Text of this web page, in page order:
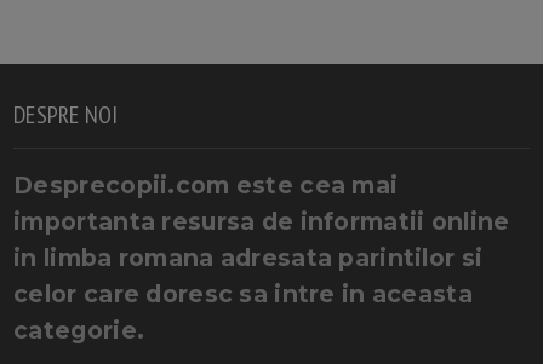
DESPRE NOI
Desprecopii.com este cea mai
importanta resursa de informatii online
in limba romana adresata parintilor si
celor care doresc sa intre in aceasta
categorie.